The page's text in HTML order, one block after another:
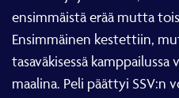
ensimmäistä erää mutta
Ensimmäinen kestettiin,
tasaväkisessä
maalina. Peli päättyi SSV:n